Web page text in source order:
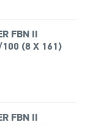
FBN II
100 (8 X 161)
FBN II